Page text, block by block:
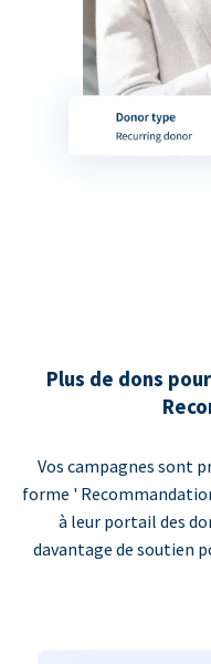
Plus de dons
Vos campagnes sont
forme '
à leur portail des
davantage de soutien